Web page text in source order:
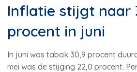
Inflatie stijgt naar
procent in juni
In juni was tabak 30,9 procent
mei was de stijging 22,0 procent.